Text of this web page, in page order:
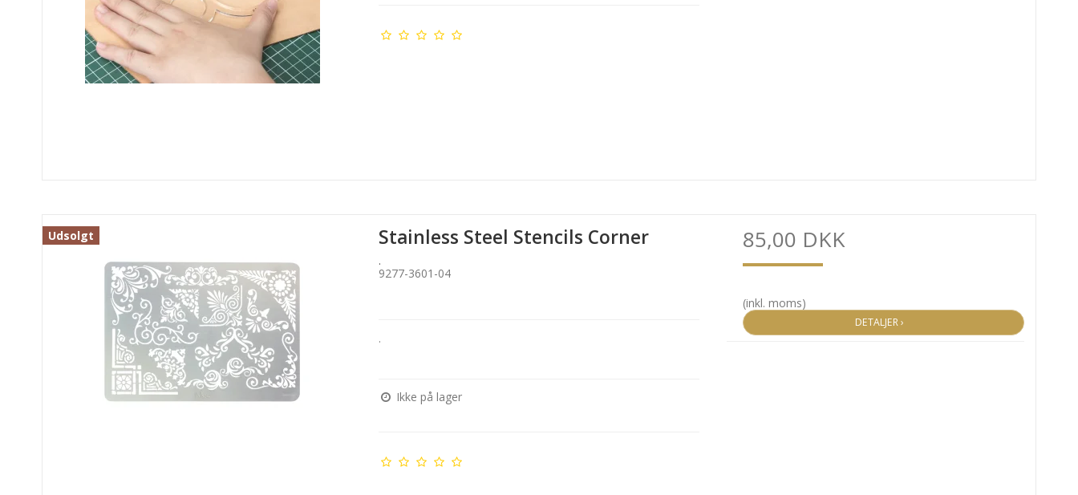
Udsolgt Stainless Steel Stencils Corner
.
9277-3601-04
.
Ikke på lager
85,00 DKK
(inkl. moms)
DETALJER ›